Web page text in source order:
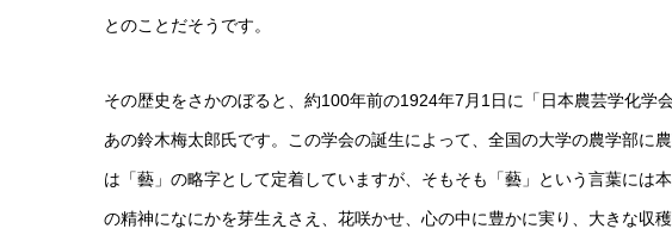
とのことだそうです。
その歴史をさかのぼると、約100年前の1924年7月1日に「日本農芸学化学
あの鈴木梅太郎氏です。この学会の誕生によって、全国の大学の農学部に
は「藝」の略字として定着していますが、そもそも「藝」という言葉には
の精神になにかを芽生えさえ、花咲かせ、心の中に豊かに実り、大きな収